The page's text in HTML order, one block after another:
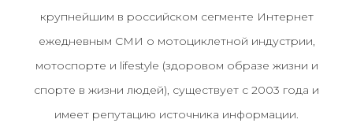
крупнейшим в российском сегменте Интернет
ежедневным СМИ о мотоциклетной индустрии,
мотоспорте и lifestyle (здоровом образе жизни и
спорте в жизни людей), существует с 2003 года и
имеет репутацию источника информации.